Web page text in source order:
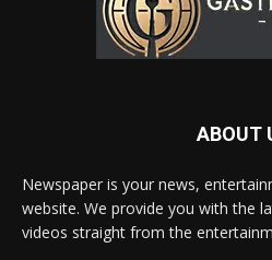
ABOUT
Newspaper is your news,
website. We provide you with the
videos straight from the